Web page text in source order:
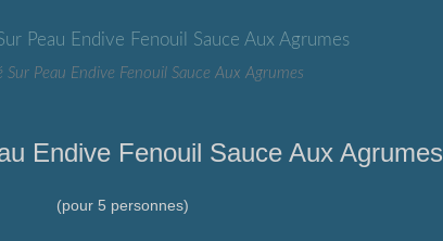
Sur Peau Endive Fenouil Sauce Aux Agrumes
Endive Fenouil Sauce Aux Agrumes
(pour 5 personnes)